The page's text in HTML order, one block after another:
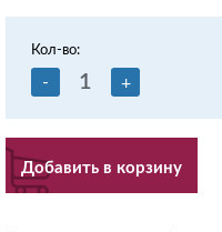
Кол-во:
- +
Добавить в корзину